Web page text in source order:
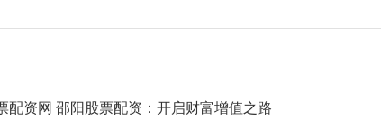
配资网 邵阳股票配资：开启财富增值之路